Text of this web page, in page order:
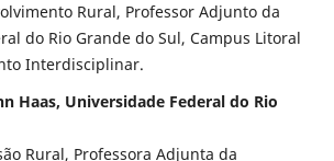
Rural, Professor Adjunto da
do Rio Grande do Sul, Campus Litoral
Interdisciplinar.
Haas, Universidade Federal do Rio
Rural, Professora Adjunta da